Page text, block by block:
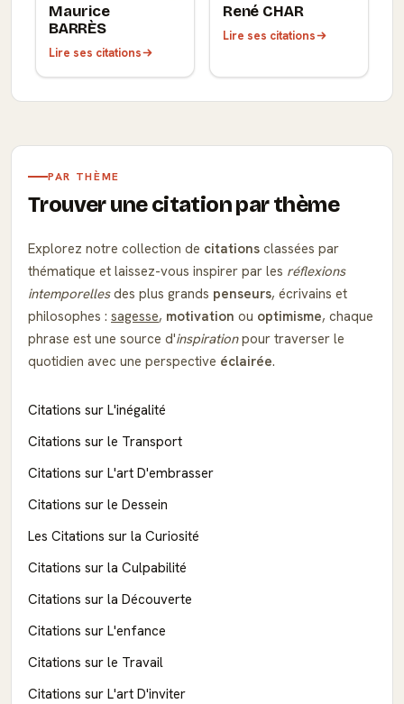
Maurice
BARRÈS
Lire ses citations
René CHAR
Lire ses citations
PAR THÈME
Trouver une citation par thème
Explorez notre collection de citations classées par
thématique et laissez-vous inspirer par les réflexions
intemporellesdes plus grands penseurs, écrivains et
philosophes : sagesse, motivation ou optimisme, chaque
phrase est une source d'inspirationpour traverser le
quotidien avec une perspective éclairée.
Citations sur L'inégalité
Citations sur le Transport
Citations sur L'art D'embrasser
Citations sur le Dessein
Les Citations sur la Curiosité
Citations sur la Culpabilité
Citations sur la Découverte
Citations sur L'enfance
Citations sur le Travail
Citations sur L'art D'inviter